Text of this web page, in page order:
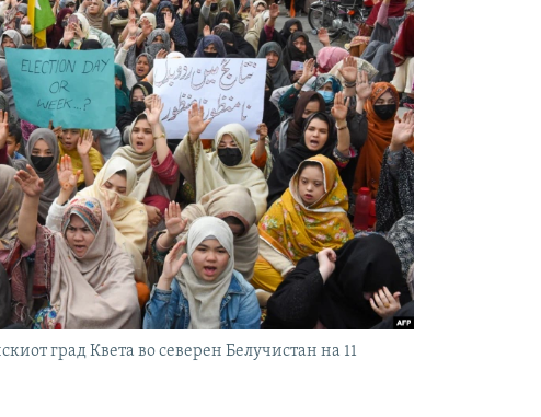
град Квета во северен Белучистан на 11